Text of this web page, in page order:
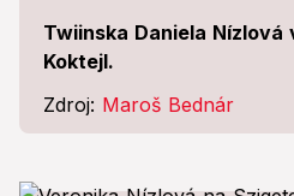
Twiinska Daniela
Koktejl.
Zdroj: Maroš Bednár